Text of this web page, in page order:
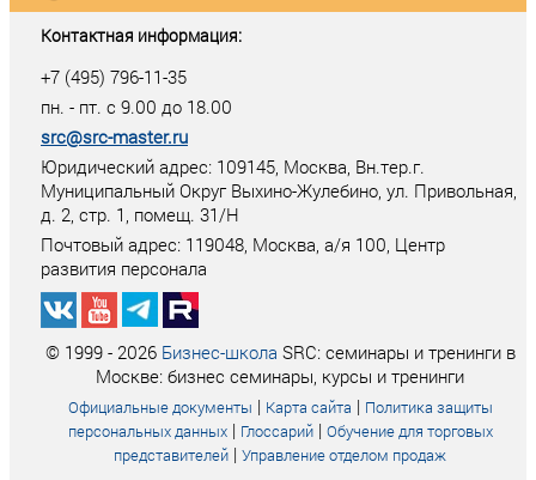
Контактная информация:
+7 (495) 796-11-35
пн. - пт. с 9.00 до 18.00
src@src-master.ru
Юридический адрес: 109145, Москва, Вн.тер.г.
Муниципальный Округ Выхино-Жулебино, ул. Привольная,
д. 2, стр. 1, помещ. 31/Н
Почтовый адрес: 119048, Москва, а/я 100, Центр
развития персонала
© 1999 - 2026 Бизнес-школа SRC: семинары и тренинги в
Москве: бизнес семинары, курсы и тренинги
Официальные документы | Карта сайта | Политика защиты
персональных данных| Глоссарий| Обучение для торговых
представителей | Управление отделом продаж